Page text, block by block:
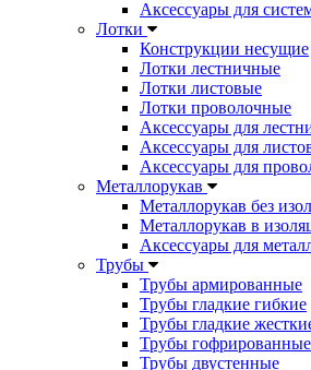
Аксессуары для
Лотки
Конструкции несущие
Лотки лестничные
Лотки листовые
Лотки проволочные
Аксессуары для
Аксессуары для
Аксессуары для
Металлорукав
Металлорукав без
Металлорукав в
Аксессуары для
Трубы
Трубы армированные
Трубы гладкие гибкие
Трубы гладкие
Трубы гофрированные
Трубы двустенные